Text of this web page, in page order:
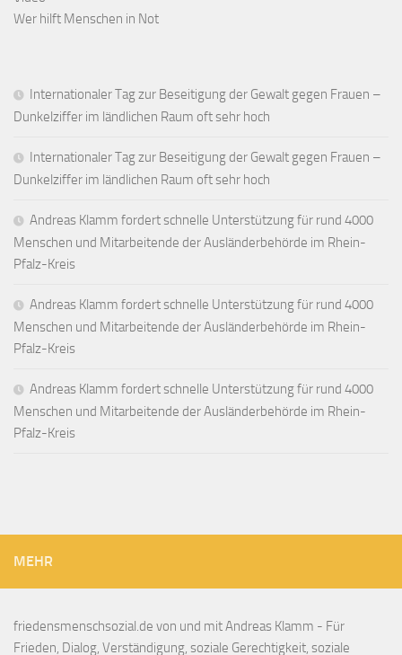
Wer hilft Menschen in Not
Internationaler Tag zur Beseitigung der Gewalt gegen Frauen –
Dunkelziffer im ländlichen Raum oft sehr hoch
Internationaler Tag zur Beseitigung der Gewalt gegen Frauen –
Dunkelziffer im ländlichen Raum oft sehr hoch
Andreas Klamm fordert schnelle Unterstützung für rund 4000
Menschen und Mitarbeitende der Ausländerbehörde im Rhein-
Pfalz-Kreis
Andreas Klamm fordert schnelle Unterstützung für rund 4000
Menschen und Mitarbeitende der Ausländerbehörde im Rhein-
Pfalz-Kreis
Andreas Klamm fordert schnelle Unterstützung für rund 4000
Menschen und Mitarbeitende der Ausländerbehörde im Rhein-
Pfalz-Kreis
MEHR
friedensmenschsozial.de von und mit Andreas Klamm - Für
Frieden, Dialog, Verständigung, soziale Gerechtigkeit, soziale